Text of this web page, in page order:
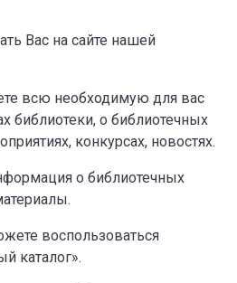
Вас на сайте нашей
всю необходимую для вас
библиотеки, о библиотечных
конкурсах, новостях.
о библиотечных
воспользоваться
каталог».